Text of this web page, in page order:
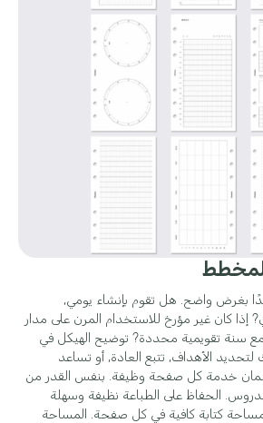
بغرض واضح. هل تقوم بإنشاء يومي,
كان غير مؤرخ للاستخدام المرن على مدار
سنة تقويمية محددة? توضيح الهيكل في
الأهداف, تتبع العادة, أو تساعد
خدمة كل صفحة وظيفة. بنفس القدر من
الحفاظ على الطباعة نظيفة وسهلة
كتابة كافية في كل صفحة. المساحة